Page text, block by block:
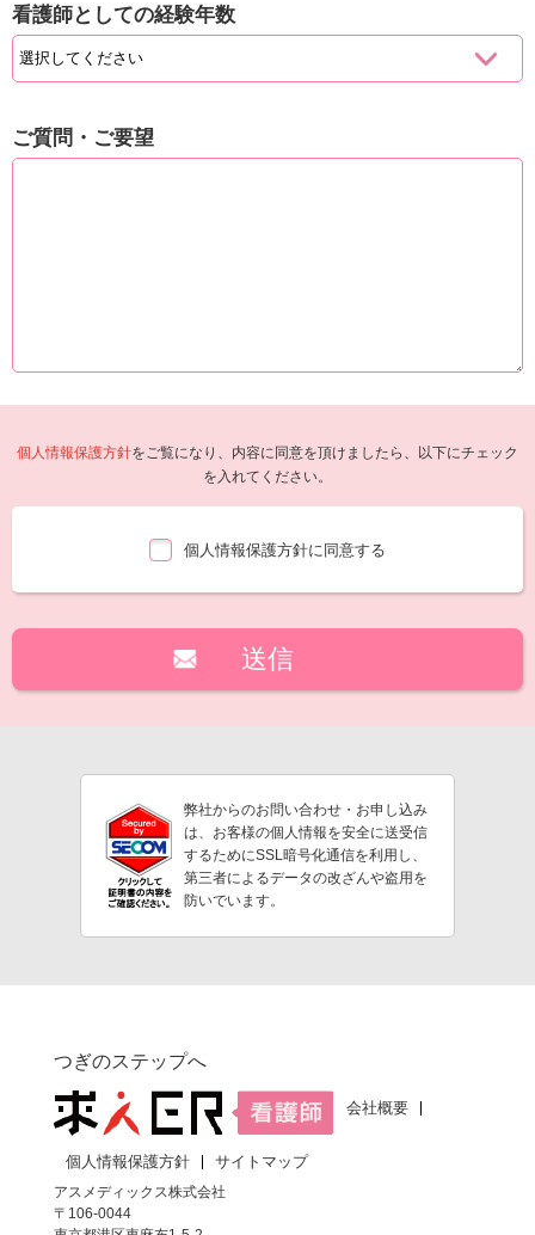
看護師としての経験年数
ご質問・ご要望
個人情報保護方針をご覧になり、内容に同意を頂けましたら、以下にチェック
を入れてください。
個人情報保護方針に同意する
弊社からのお問い合わせ・お申し込み
は、お客様の個人情報を安全に送受信
するためにSSL暗号化通信を利用し、
第三者によるデータの改ざんや盗用を
防いでいます。
つぎのステップへ
会社概要
個人情報保護方針
サイトマップ
アスメディックス株式会社
〒106-0044